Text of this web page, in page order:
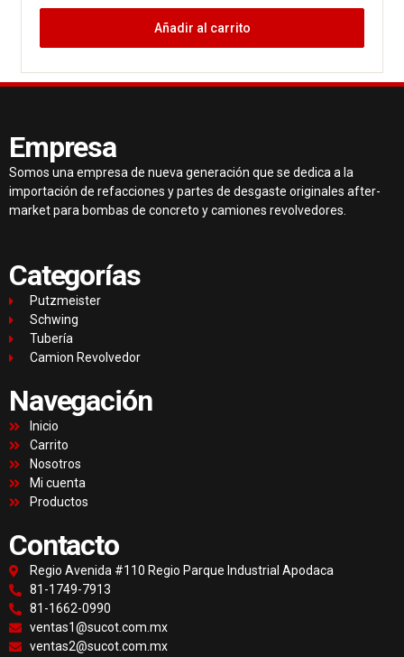
Añadir al carrito
Empresa
Somos una empresa de nueva generación que se dedica a la
importación de refacciones y partes de desgaste originales after-
market para bombas de concreto y camiones revolvedores.
Categorías
Putzmeister
Schwing
Tubería
Camion Revolvedor
Navegación
Inicio
Carrito
Nosotros
Mi cuenta
Productos
Contacto
Regio Avenida #110 Regio Parque Industrial Apodaca
81-1749-7913
81-1662-0990
ventas1@sucot.com.mx
ventas2@sucot.com.mx